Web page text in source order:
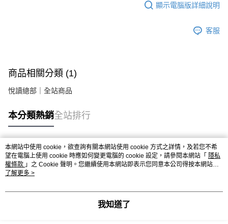
顯示電腦版詳細說明
客服
商品相關分類 (1)
悅讀總部｜全站商品
本分類熱銷全站排行
熱門標籤
本網站中使用 cookie，欲查詢有關本網站使用 cookie 方式之詳情，及若您不希
望在電腦上使用 cookie 時應如何變更電腦的 cookie 設定，請參閱本網站「 隱私
權條款 」之 Cookie 聲明。您繼續使用本網站即表示您同意本公司得按本網站使
用條款之 Cookie 聲明使用 cookie。
了解更多 >
我知道了